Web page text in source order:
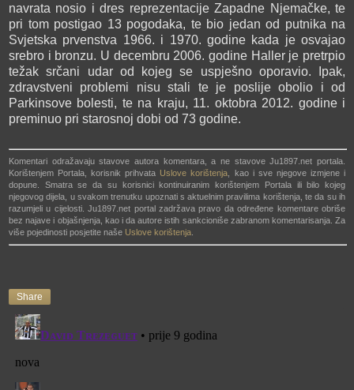
navrata nosio i dres reprezentacije Zapadne Njemačke, te
pri tom postigao 13 pogodaka, te bio jedan od putnika na
Svjetska prvenstva 1966. i 1970. godine kada je osvajao
srebro i bronzu. U decembru 2006. godine Haller je pretrpio
težak srčani udar od kojeg se uspješno oporavio. Ipak,
zdravstveni problemi nisu stali te je poslije obolio i od
Parkinsove bolesti, te na kraju, 11. oktobra 2012. godine i
preminuo pri starosnoj dobi od 73 godine.
Komentari odražavaju stavove autora komentara, a ne stavove Ju1897.net portala.
Korištenjem Portala, korisnik prihvata Uslove korištenja , kao i sve njegove izmjene i
dopune. Smatra se da su korisnici kontinuiranim korištenjem Portala ili bilo kojeg
njegovog dijela, u svakom trenutku upoznati s aktuelnim pravilima korištenja, te da su ih
razumjeli u cijelosti. Ju1897.net portal zadržava pravo da određene komentare obriše
bez najave i objašnjenja, kao i da autore istih sankcioniše zabranom komentarisanja. Za
više pojedinosti posjetite naše Uslove korištenja
Share